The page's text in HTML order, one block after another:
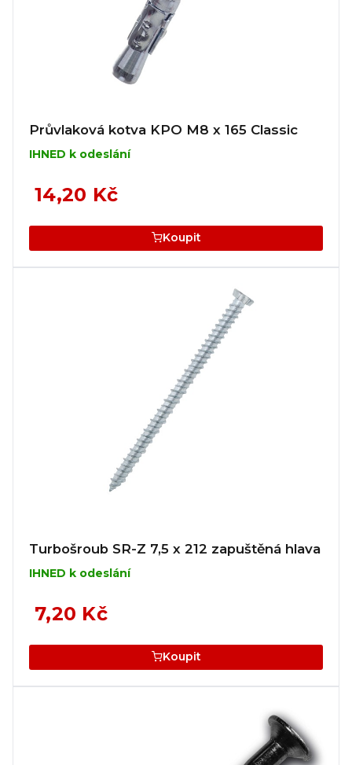
Průvlaková kotva KPO M8 x 165 Classic
IHNED k odeslání
14,20 Kč
Koupit
Turbošroub SR-Z 7,5 x 212 zapuštěná hlava
IHNED k odeslání
7,20 Kč
Koupit